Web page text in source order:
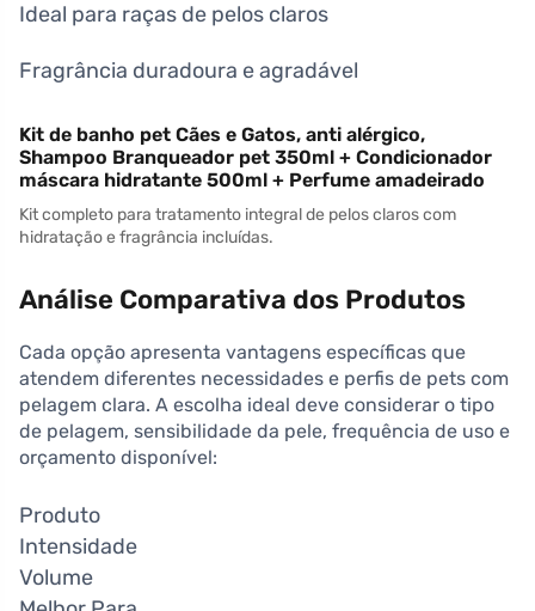
Ideal para raças de pelos claros
Fragrância duradoura e agradável
Kit de banho pet Cães e Gatos, anti alérgico,
Shampoo Branqueador pet 350ml + Condicionador
máscara hidratante 500ml + Perfume amadeirado
Kit completo para tratamento integral de pelos claros com
hidratação e fragrância incluídas.
Análise Comparativa dos Produtos
Cada opção apresenta vantagens específicas que
atendem diferentes necessidades e perfis de pets com
pelagem clara. A escolha ideal deve considerar o tipo
de pelagem, sensibilidade da pele, frequência de uso e
orçamento disponível:
Produto
Intensidade
Volume